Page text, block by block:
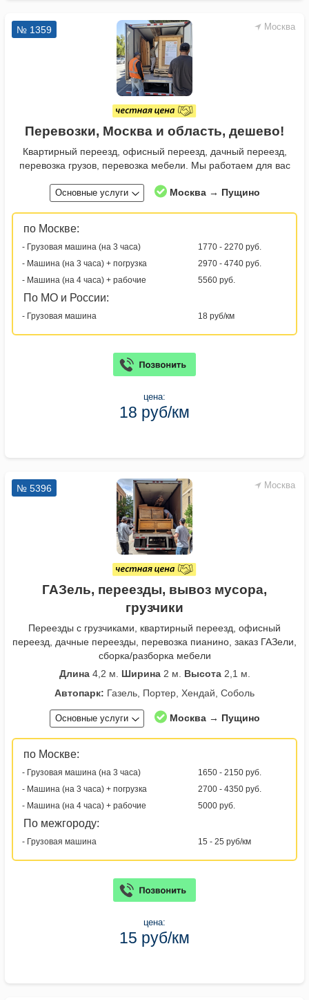
Москва
№ 1359
Перевозки, Москва и область, дешево!
Квартирный переезд, офисный переезд, дачный переезд,
перевозка грузов, перевозка мебели. Мы работаем для вас
Основные услуги Москва → Пущино
по Москве:
- Грузовая машина (на 3 часа)
1770 - 2270 руб.
- Машина (на 3 часа) + погрузка
2970 - 4740 руб.
- Машина (на 4 часа) + рабочие
5560 руб.
По МО и России:
- Грузовая машина 18 руб/км
цена:
18 руб/км
Москва
№ 5396
ГАЗель, переезды, вывоз мусора,
грузчики
Переезды с грузчиками, квартирный переезд, офисный
переезд, дачные переезды, перевозка пианино, заказ ГАЗели,
сборка/разборка мебели
Длина4,2 м. Ширина2 м. Высота2,1 м.
Автопарк: Газель, Портер, Хендай, Соболь
Основные услуги Москва → Пущино
по Москве:
- Грузовая машина (на 3 часа)
1650 - 2150 руб.
- Машина (на 3 часа) + погрузка
2700 - 4350 руб.
- Машина (на 4 часа) + рабочие
5000 руб.
По межгороду:
- Грузовая машина 15 - 25 руб/км
цена:
15 руб/км